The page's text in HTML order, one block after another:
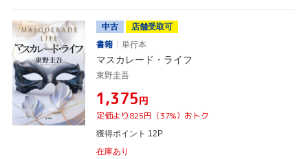
中古
店舗受取可
書籍
単行本
マスカレード・ライフ
東野圭吾
¥1,375円
定価より825円（37%）おトク
獲得ポイント 12P
在庫あり